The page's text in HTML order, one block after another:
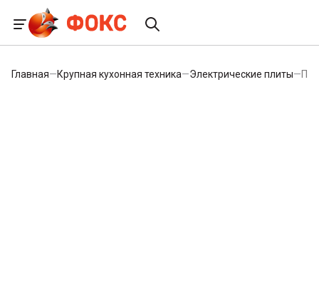
Главная—Крупная кухонная техника—Электрические плиты—